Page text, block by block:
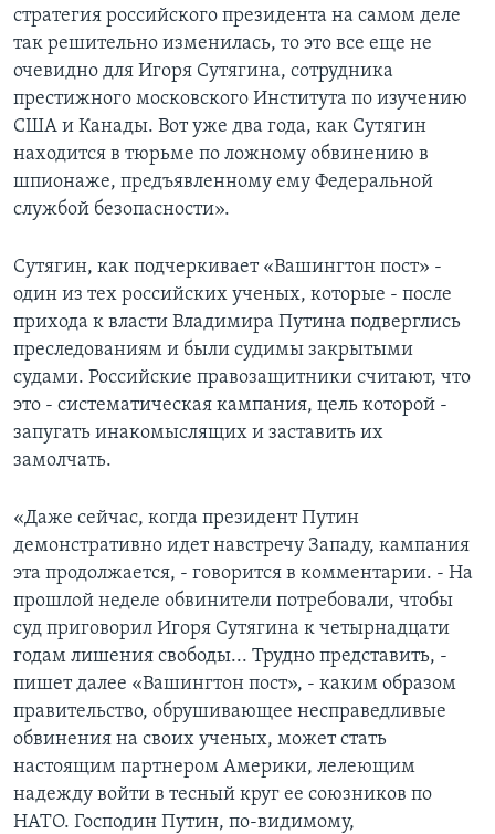
стратегия российского президента на самом деле
так решительно изменилась, то это все еще не
очевидно для Игоря Сутягина, сотрудника
престижного московского Института по изучению
США и Канады. Вот уже два года, как Сутягин
находится в тюрьме по ложному обвинению в
шпионаже, предъявленному ему Федеральной
службой безопасности».
Сутягин, как подчеркивает «Вашингтон пост» -
один из тех российских ученых, которые - после
прихода к власти Владимира Путина подверглись
преследованиям и были судимы закрытыми
судами. Российские правозащитники считают, что
это - систематическая кампания, цель которой -
запугать инакомыслящих и заставить их
замолчать.
«Даже сейчас, когда президент Путин
демонстративно идет навстречу Западу, кампания
эта продолжается, - говорится в комментарии. - На
прошлой неделе обвинители потребовали, чтобы
суд приговорил Игоря Сутягина к четырнадцати
годам лишения свободы... Трудно представить, -
пишет далее «Вашингтон пост», - каким образом
правительство, обрушивающее несправедливые
обвинения на своих ученых, может стать
настоящим партнером Америки, лелеющим
надежду войти в тесный круг ее союзников по
НАТО. Господин Путин, по-видимому,